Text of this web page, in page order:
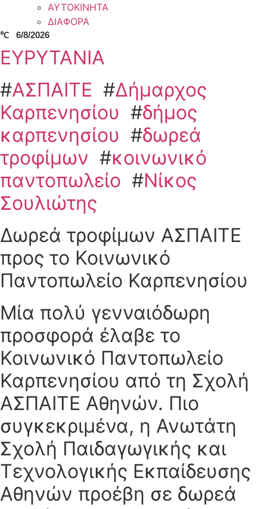
ΑΥΤΟΚΙΝΗΤΑ
ΔΙΑΦΟΡΑ
℃ 6/8/2026
ΕΥΡΥΤΑΝΙΑ
#ΑΣΠΑΙΤΕ #Δήμαρχος
Καρπενησίου #δήμος
καρπενησίου #δωρεά
τροφίμων #κοινωνικό
παντοπωλείο #Νίκος
Σουλιώτης
Δωρεά τροφίμων ΑΣΠΑΙΤΕ
προς το Κοινωνικό
Παντοπωλείο Καρπενησίου
Μία πολύ γενναιόδωρη
προσφορά έλαβε το
Κοινωνικό Παντοπωλείο
Καρπενησίου από τη Σχολή
ΑΣΠΑΙΤΕ Αθηνών. Πιο
συγκεκριμένα, η Ανωτάτη
Σχολή Παιδαγωγικής και
Τεχνολογικής Εκπαίδευσης
Αθηνών προέβη σε δωρεά